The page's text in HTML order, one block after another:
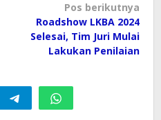
Pos berikutnya
Roadshow LKBA 2024
Selesai, Tim Juri Mulai
Lakukan Penilaian